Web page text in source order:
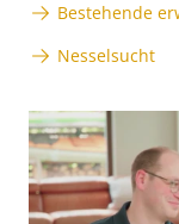
Bestehende
Nesselsucht